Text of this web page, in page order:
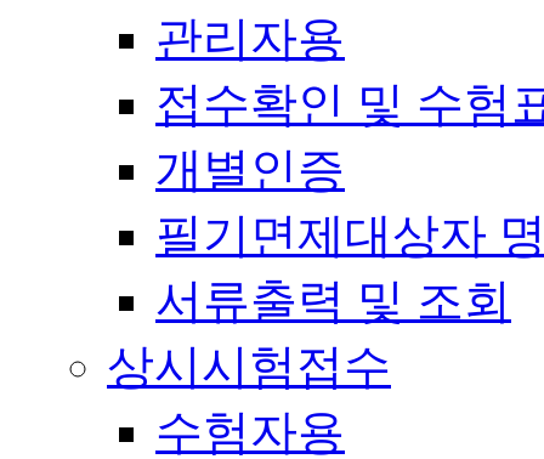
관리자용
접수확인 및 수험
개별인증
필기면제대상자
서류출력 및 조회
상시시험접수
수험자용